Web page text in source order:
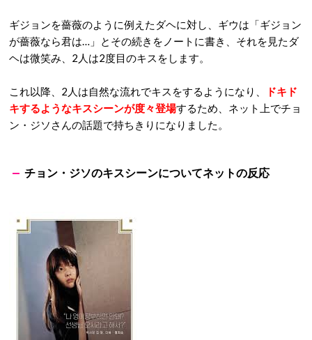
ギジョンを薔薇のように例えたダヘに対し、ギウは「ギジョン
が薔薇なら君は…」とその続きをノートに書き、それを見たダ
ヘは微笑み、2人は2度目のキスをします。
これ以降、2人は自然な流れでキスをするようになり、
ドキド
キするようなキスシーンが度々登場するため、ネット上でチョ
ン・ジソさんの話題で持ちきりになりました。
チョン・ジソのキスシーンについてネットの反応